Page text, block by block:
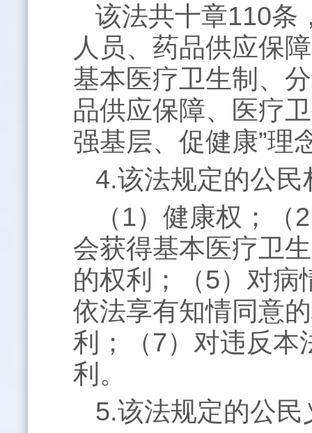
该法共十章110条
人员、药品供应保
基本医疗卫生制、
品供应保障、医疗
强基层、促健康”理
4.该法规定的公
（ 1）健康权；（2
会获得基本医疗卫
的权利；（5）对病
依法享有知情同意
利；（7）对违反本
利。
5.该法规定的公